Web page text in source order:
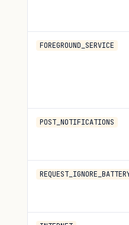
FOREGROUND_SERVICE
POST_NOTIFICATIONS